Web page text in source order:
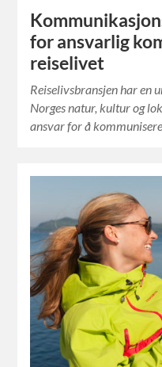
for ansvarlig
reiselivet
Reiselivsbransjen har en
Norges natur, kultur og
ansvar for å